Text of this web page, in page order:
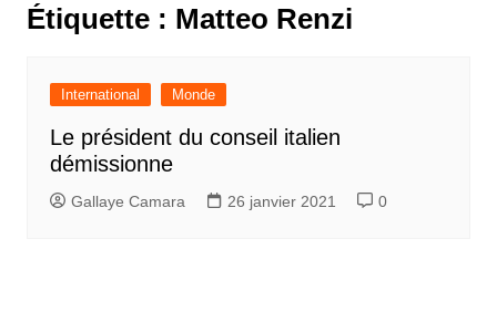
Étiquette : Matteo Renzi
International Monde
Le président du conseil italien
démissionne
Gallaye Camara 26 janvier 2021 0